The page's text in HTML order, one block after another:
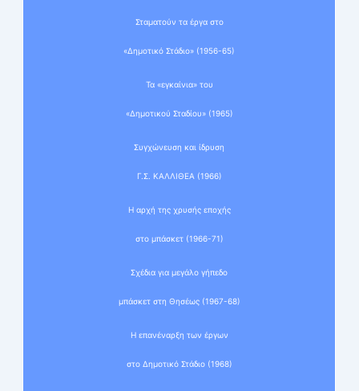
Σταματούν τα έργα στο
«Δημοτικό Στάδιο» (1956-65)
Τα «εγκαίνια» του
«Δημοτικού Σταδίου» (1965)
Συγχώνευση και ίδρυση
Γ.Σ. ΚΑΛΛΙΘΕΑ (1966)
Η αρχή της χρυσής εποχής
στο μπάσκετ (1966-71)
Σχέδια για μεγάλο γήπεδο
μπάσκετ στη Θησέως (1967-68)
Η επανέναρξη των έργων
στο Δημοτικό Στάδιο (1968)